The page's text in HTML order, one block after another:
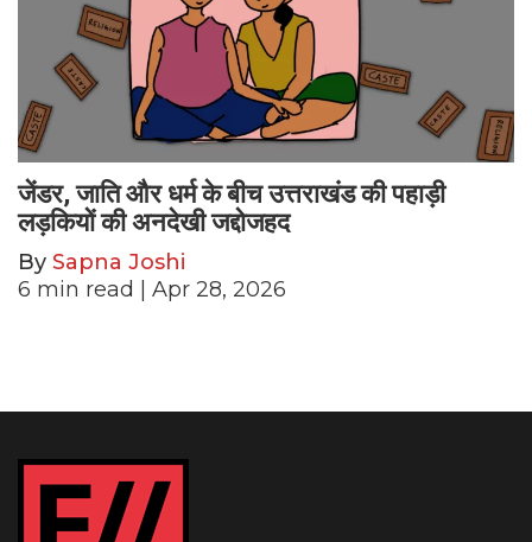
जेंडर, जाति और धर्म के बीच उत्तराखंड की पहाड़ी
लड़कियों की अनदेखी जद्दोजहद
By Sapna Joshi
6 min read | Apr 28, 2026